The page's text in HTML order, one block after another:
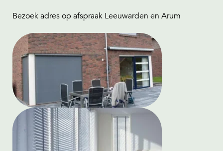
Bezoek adres op afspraak Leeuwarden en Arum